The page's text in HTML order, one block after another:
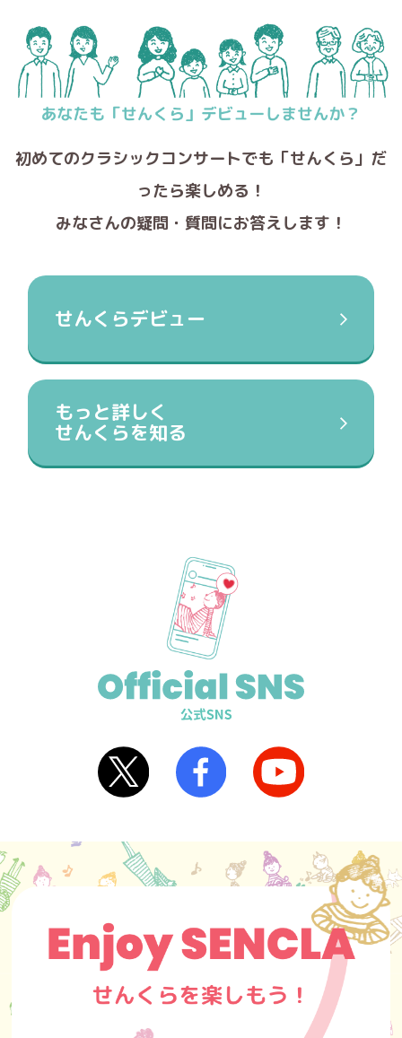
初めてのクラシックコンサートでも 「せんくら」だ
ったら楽しめる！
みなさんの疑問・質問にお答えします！
せんくらデビュー
もっと詳しく
せんくらを知る